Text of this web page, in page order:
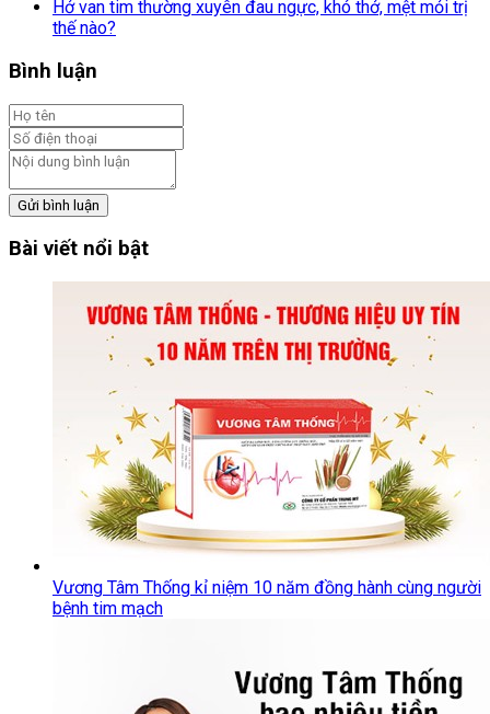
Hở van tim thường xuyên đau ngực, khó thở, mệt mỏi trị
thế nào?
Bình luận
Gửi bình luận
Bài viết nổi bật
Vương Tâm Thống kỉ niệm 10 năm đồng hành cùng người
bệnh tim mạch